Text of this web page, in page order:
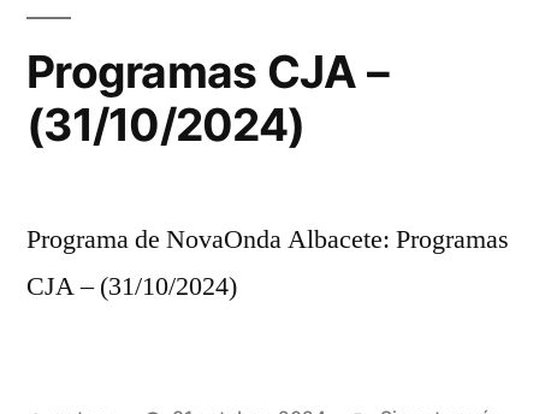
Programas CJA –
(31/10/2024)
Programa de NovaOnda Albacete: Programas
CJA – (31/10/2024)